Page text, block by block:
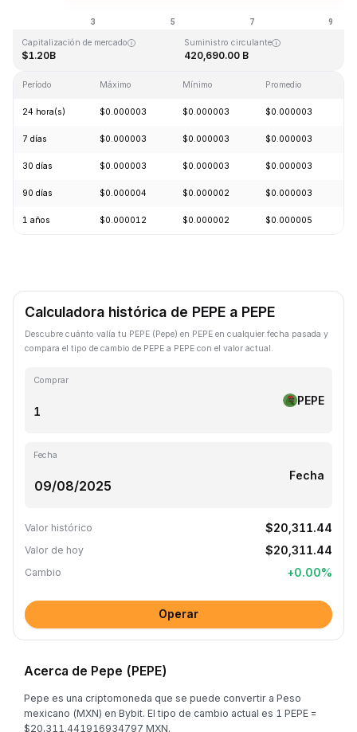
Capitalización de mercado
$1.20B
Suministro circulante
420,690.00 B
Período Máximo Mínimo Promedio
24 hora(s) $0.000003 $0.000003 $0.000003
7 días $0.000003 $0.000003 $0.000003
30 días $0.000003 $0.000003 $0.000003
90 días $0.000004 $0.000002 $0.000003
1 años $0.000012 $0.000002 $0.000005
Calculadora histórica de PEPE a PEPE
Descubre cuánto valía tu PEPE (Pepe) en PEPE en cualquier fecha pasada y
compara el tipo de cambio de PEPE a PEPE con el valor actual.
Comprar
PEPE
Fecha
Fecha
Valor histórico $20,311.44
Valor de hoy $20,311.44
Cambio +0.00%
Operar
Acerca de Pepe (PEPE)
Pepe es una criptomoneda que se puede convertir a Peso
mexicano (MXN) en Bybit. El tipo de cambio actual es 1 PEPE =
$20,311.441916934797 MXN.